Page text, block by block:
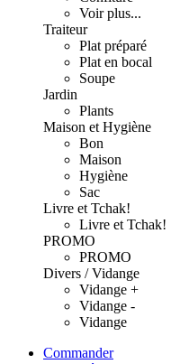
Voir plus...
Traiteur
Plat préparé
Plat en bocal
Soupe
Jardin
Plants
Maison et Hygiène
Bon
Maison
Hygiène
Sac
Livre et Tchak!
Livre et Tchak!
PROMO
PROMO
Divers / Vidange
Vidange +
Vidange -
Vidange
Commander